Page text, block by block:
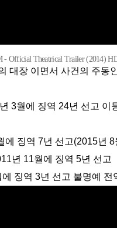
Official Theatrical Trailer (2014)
대장 이면서 사건의 주
징역 7년 선고(2015년
년 11월에 징역 5년 선고
징역 3년 선고 불명예 전